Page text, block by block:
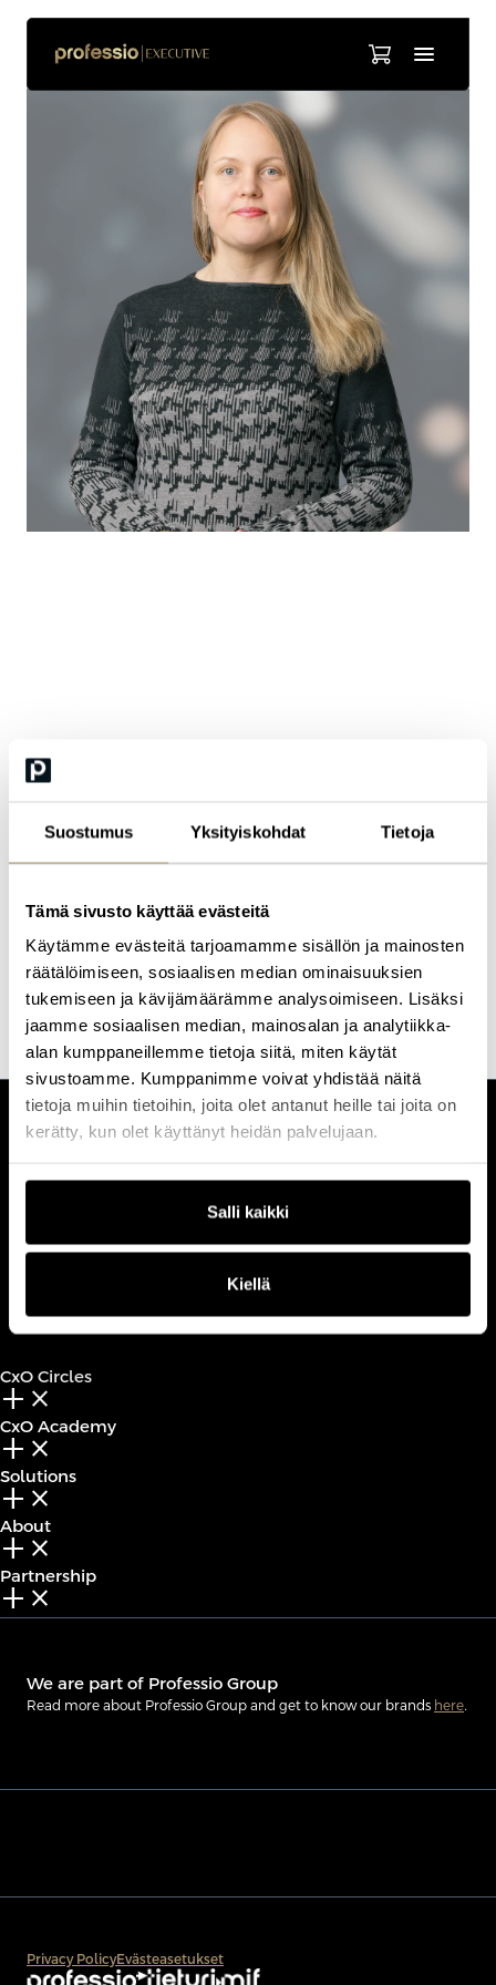
Suostumus Yksityiskohdat Tietoja
Tämä sivusto käyttää evästeitä
Käytämme evästeitä tarjoamamme sisällön ja mainosten
räätälöimiseen, sosiaalisen median ominaisuuksien
tukemiseen ja kävijämäärämme analysoimiseen. Lisäksi
jaamme sosiaalisen median, mainosalan ja analytiikka-
alan kumppaneillemme tietoja siitä, miten käytät
sivustoamme. Kumppanimme voivat yhdistää näitä
tietoja muihin tietoihin, joita olet antanut heille tai joita on
kerätty, kun olet käyttänyt heidän palvelujaan.
Salli kaikki
Kiellä
Sini Kervinen is Director of Tech & Innovations at Bauer Media
Audio Finland and Nordic AI & Innovations Lead. She is an
of expertise in digital transformation, innovation, and AI strategy.
Sini leads strategic initiatives that combine data, artificial
intelligence, and technology to drive business impact and shape
solutions and for building high-performing teams that turn bold
ideas into real results.
CUSTOMERCARE
CxO Circles
add_2 close
CxO Academy
add_2 close
Solutions
add_2 close
About
add_2 close
Partnership
add_2 close
We are part of Professio Group
Read more about Professio Group and get to know our brands here.
Privacy PolicyEvästeasetukset